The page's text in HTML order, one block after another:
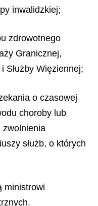
inwalidzkiej;
zdrowotnego
Granicznej,
Służby Więziennej;
o czasowej
choroby lub
zwolnienia
służb, o których
ministrowi